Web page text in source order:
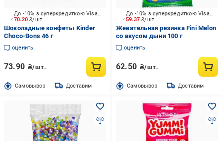
70.20₴/шт.
До -10% з суперкредиткою Visa Вигода
Шоколадные конфеты Kinder
Choco-Bons 46 г
оценить
73.90 ₴/шт.
Cамовывоз Доставим
59.37₴/шт.
До -10% з суперкредиткою Visa Вигода
Жевательная резинка Fini Melon
со вкусом дыни 100 г
оценить
62.50 ₴/шт.
Cамовывоз Доставим